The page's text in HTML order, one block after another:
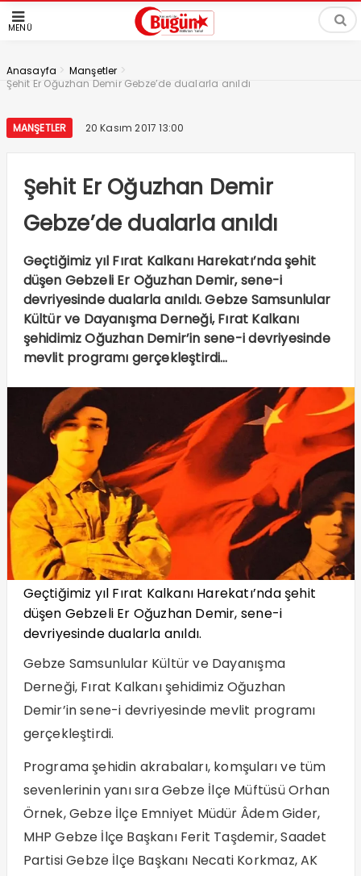
MENÜ
Anasayfa > Manşetler >
Şehit Er Oğuzhan Demir Gebze’de dualarla anıldı
MANŞETLER 20 Kasım 2017 13:00
Şehit Er Oğuzhan Demir
Gebze’de dualarla anıldı
Geçtiğimiz yıl Fırat Kalkanı Harekatı’nda şehit
düşen Gebzeli Er Oğuzhan Demir, sene-i
devriyesinde dualarla anıldı. Gebze Samsunlular
Kültür ve Dayanışma Derneği, Fırat Kalkanı
şehidimiz Oğuzhan Demir’in sene-i devriyesinde
mevlit programı gerçekleştirdi…
Geçtiğimiz yıl Fırat Kalkanı Harekatı’nda şehit
düşen Gebzeli Er Oğuzhan Demir, sene-i
devriyesinde dualarla anıldı.
Gebze Samsunlular Kültür ve Dayanışma
Derneği, Fırat Kalkanı şehidimiz Oğuzhan
Demir’in sene-i devriyesinde mevlit programı
gerçekleştirdi.
Programa şehidin akrabaları, komşuları ve tüm
sevenlerinin yanı sıra Gebze İlçe Müftüsü Orhan
Örnek, Gebze İlçe Emniyet Müdür Âdem Gider,
MHP Gebze İlçe Başkanı Ferit Taşdemir, Saadet
Partisi Gebze İlçe Başkanı Necati Korkmaz, AK